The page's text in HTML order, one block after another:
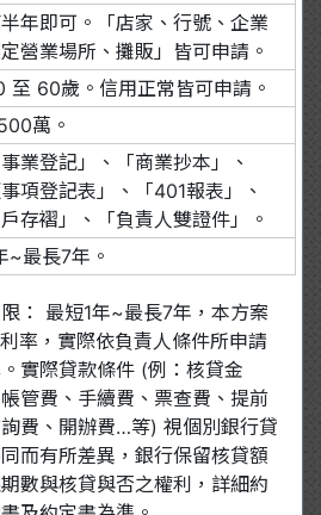
年即可。「店家、行號、企業
營業場所、攤販」皆可申請。
至 60歲。信用正常皆可申請。
萬。
事業登記」、「商業抄本」、
事項登記表」、「401報表」、
戶存褶」、「負責人雙證件」。
~最長7年。
： 最短1年~最長7年，本方案
率，實際依負責人條件所申請
實際貸款條件 (例：核貸金
管費、手續費、票查費、提前
費、開辦費…等) 視個別銀行貸
而有所差異，銀行保留核貸額
數與核貸與否之權利，詳細約